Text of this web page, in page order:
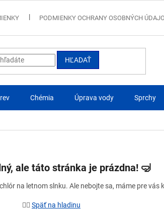
PODMIENKY OCHRANY OSOBNÝCH
HĽADAŤ
Chémia Úprava vody Sprchy
ale táto stránka je prázdna! 🤿
na letnom slnku. Ale nebojte sa, máme pre vás
🏊‍♂️ Späť na hladinu